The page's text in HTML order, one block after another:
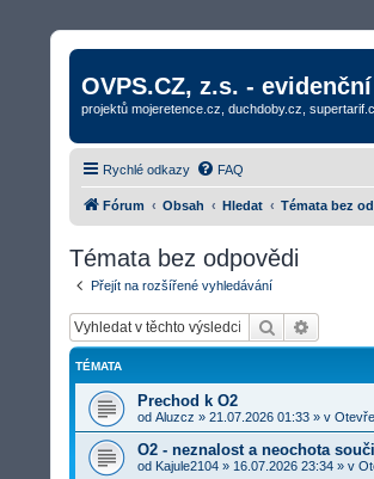
OVPS.CZ, z.s. -
projektů mojeretence.cz, duchdoby.cz,
Rychlé odkazy FAQ
Fórum Obsah Hledat Témata bez
Témata bez odpovědi
Přejít na rozšířené vyhledávání
Hledat
TÉMATA
Prechod k O2
od Aluzcz » 21.07.2026 01:33 » v
O2 - neznalost a neochota
od Kajule2104 » 16.07.2026 23:34 » v